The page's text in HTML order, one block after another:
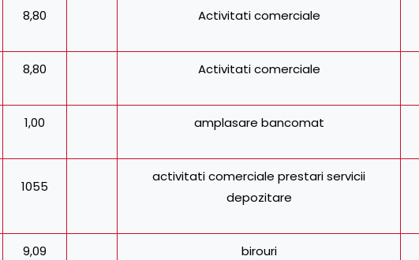
8,80 Activitati comerciale
8,80 Activitati comerciale
1,00 amplasare bancomat
1055
activitati comerciale prestari servicii
depozitare
9,09 birouri